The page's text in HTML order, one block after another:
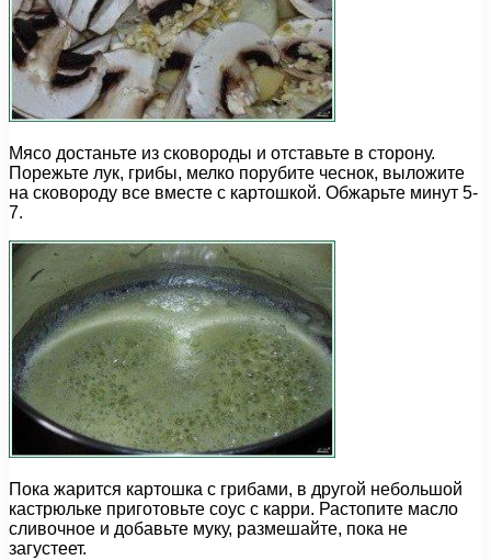
Мясо достаньте из сковороды и отставьте в сторону.
Порежьте лук, грибы, мелко порубите чеснок, выложите
на сковороду все вместе с картошкой. Обжарьте минут 5-
7.
Пока жарится картошка с грибами, в другой небольшой
кастрюльке приготовьте соус с карри. Растопите масло
сливочное и добавьте муку, размешайте, пока не
загустеет.